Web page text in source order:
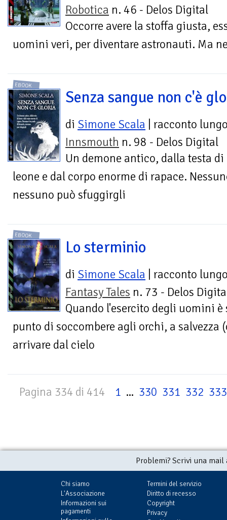
Robotica n. 46 - Delos Digital
Occorre avere la stoffa giusta,
uomini veri, per diventare astronauti. Ma
EBOOK
Senza sangue non c'è
di Simone Scala | racconto
Innsmouth n. 98 - Delos Digital
Un demone antico, dalla testa di
leone e dal corpo enorme di rapace.
nessuno può sfuggirgli
EBOOK
Lo sterminio
di Simone Scala | racconto
Fantasy Tales n. 73 - Delos
Quando l'esercito degli uomini è
punto di soccombere agli orchi, a salvezza
arrivare dal cielo
Pagina 334 di 414 1 ... 330 331 332 333
Problemi? Scrivi una
Chi siamo
L'Associazione
Informazioni sui
pagamenti
Termini del servizio
Diritto di recesso
Copyright
Privacy